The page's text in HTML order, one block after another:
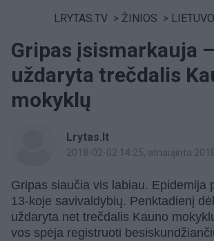
LRYTAS.TV > ŽINIOS >
Gripas įsismarkauja –
uždaryta trečdalis
mokyklų
Lrytas.lt
2018-02-02 14:25, atnaujinta
Gripas siaučia vis labiau. Epidemija
13-koje savivaldybių. Penktadienį
uždaryta net trečdalis Kauno
vos spėja registruoti